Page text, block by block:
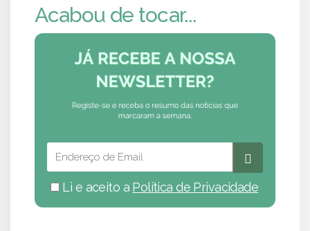
Acabou de tocar...
Li e aceito a Política de Privacidade